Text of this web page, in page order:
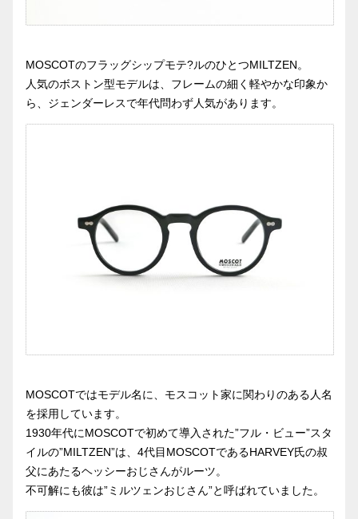
MOSCOTのフラッグシップモテ?ルのひとつMILTZEN。
人気のボストン型モデルは、フレームの細く軽やかな印象か
ら、ジェンダーレスで年代問わず人気があります。
MOSCOTではモデル名に、モスコット家に関わりのある人名
を採用しています。
1930年代にMOSCOTで初めて導入された”フル・ビュー”スタ
イルの”MILTZEN”は、4代目MOSCOTであるHARVEY氏の叔
父にあたるヘッシーおじさんがルーツ。
不可解にも彼は”ミルツェンおじさん”と呼ばれていました。